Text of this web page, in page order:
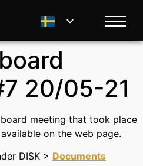
20/05-21
meeting that took place
on the web page.
DISK > Documents